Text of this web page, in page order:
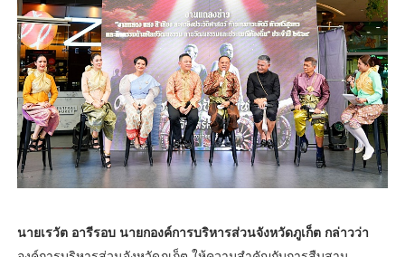
นายเรวัต อารีรอบ นายกองค์การบริหารส่วนจังหวัดภูเก็ต กล่าวว่า